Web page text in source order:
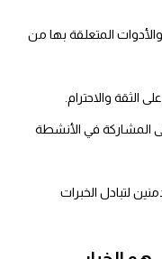
المتعلقة بها من
الثقة والاحترام.
المشاركة في الأنشطة
لتبادل الخبرات